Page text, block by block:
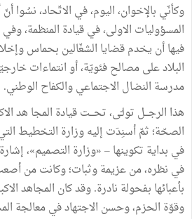
وكأنّي بالإخوان،اليوم،في الاتّحاد،نسُواأنّ
المسؤوليات الاولى،فيقيادة المنظمة،وفي
فيهاأن يخدمقضايا الشغّالين بحماس
البلادعلىمصالحفئويّة،أوانتماءات
مدرسة النضال الاجتماعيوالكفاح الوطني.
هذا الرجـــل تولـّى،تحـــتقيادة المجا هد
الصحّة؛ثمّأسنِدَت إليهوزارة التخطيط
في بداية تكوينها–
«وزارة التصميم»،إشارة
في نظره،منعزيمةوثبات؛وكانتمن
بأعبائها بفحولة نادرة.وقدكان المجاهد
وقوّة الحزم،وحسن الاجتهادفيمعالجة